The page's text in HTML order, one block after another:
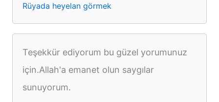
Rüyada heyelan görmek
Teşekkür ediyorum bu güzel yorumunuz
için.Allah'a emanet olun saygılar
sunuyorum.